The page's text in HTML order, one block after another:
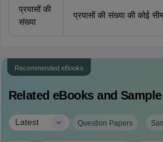
प्रयासों की
संख्या
प्रयासों की संख्या की कोई
Recommended eBooks
Related eBooks and
Latest | Question Papers